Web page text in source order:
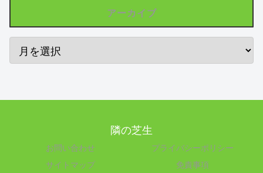
アーカイブ
隣の芝生
お問い合わせ
プライバシーポリシー
サイトマップ
免責事項